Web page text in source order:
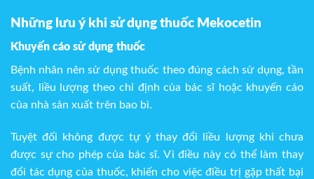
Những lưu ý khi sử dụng thuốc Mekocetin
Khuyến cáo sử dụng thuốc
Bệnh nhân nên sử dụng thuốc theo đúng cách sử dụng, tần
suất, liều lượng theo chỉ định của bác sĩ hoặc khuyến cáo
của nhà sản xuất trên bao bì.
Tuyệt đối không được tự ý thay đổi liều lượng khi chưa
được sự cho phép của bác sĩ. Vì điều này có thể làm thay
đổi tác dụng của thuốc, khiến cho việc điều trị gặp thất bại